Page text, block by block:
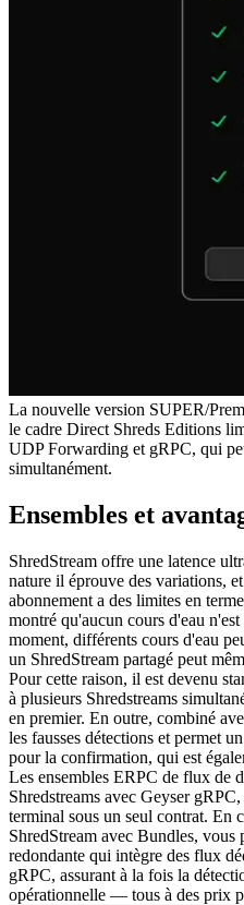
La nouvelle version SUPER/
le cadre Direct Shreds Editions
UDP Forwarding et gRPC, qui
simultanément.
Ensembles et
ShredStream offre une latence
nature il éprouve des variations,
abonnement a des limites en
montré qu'aucun cours d'eau
moment, différents cours d'eau
un ShredStream partagé peut
Pour cette raison, il est devenu
à plusieurs Shredstreams
en premier. En outre, combiné
les fausses détections et permet
pour la confirmation, qui est
Les ensembles ERPC de flux de
Shredstreams avec Geyser
terminal sous un seul contrat. En
ShredStream avec Bundles,
redondante qui intègre des flux
gRPC, assurant à la fois la
opérationnelle — tous à des prix